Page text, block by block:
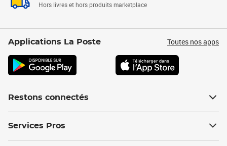
Hors livres et hors produits marketplace
Applications La Poste Toutes nos apps
Restons connectés
Services Pros